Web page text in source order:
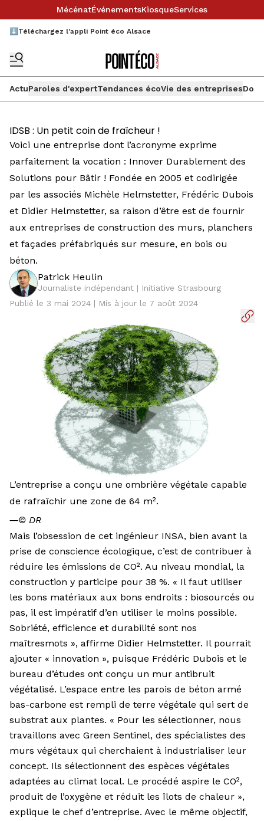
MécénatÉvénementsKiosqueServices
⬇️Téléchargez l'appli Point éco Alsace
ActuParoles d'expertTendances écoVie des entreprises
IDSB : Un petit coin de fraîcheur !
Voici une entreprise dont l’acronyme exprime
parfaitement la vocation : Innover Durablement des
Solutions pour Bâtir ! Fondée en 2005 et codirigée
par les associés Michèle Helmstetter, Frédéric Dubois
et Didier Helmstetter, sa raison d’être est de fournir
aux entreprises de construction des murs, planchers
et façades préfabriqués sur mesure, en bois ou
béton.
Patrick Heulin
Journaliste indépendant | Initiative Strasbourg
Publié le 3 mai 2024 | Mis à jour le 7 août 2024
L’entreprise a conçu une ombrière végétale capable
de rafraîchir une zone de 64 m².
―© DR
Mais l’obsession de cet ingénieur INSA, bien avant la
prise de conscience écologique, c’est de contribuer à
réduire les émissions de CO². Au niveau mondial, la
construction y participe pour 38 %. « Il faut utiliser
les bons matériaux aux bons endroits : biosourcés ou
pas, il est impératif d’en utiliser le moins possible.
Sobriété, efficience et durabilité sont nos
maîtresmots », affirme Didier Helmstetter. Il pourrait
ajouter « innovation », puisque Frédéric Dubois et le
bureau d’études ont conçu un mur antibruit
végétalisé. L’espace entre les parois de béton armé
bas-carbone est rempli de terre végétale qui sert de
substrat aux plantes. « Pour les sélectionner, nous
travaillons avec Green Sentinel, des spécialistes des
murs végétaux qui cherchaient à industrialiser leur
concept. Ils sélectionnent des espèces végétales
adaptées au climat local. Le procédé aspire le CO²,
produit de l’oxygène et réduit les îlots de chaleur »,
explique le chef d’entreprise. Avec le même objectif,